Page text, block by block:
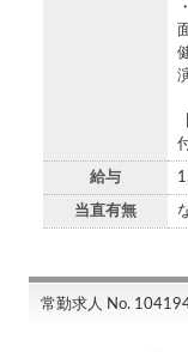
給与
当直有無
常勤求人 No.